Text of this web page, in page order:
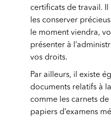
certificats de travail.
les conserver
le moment viendra,
présenter à
vos droits.
Par ailleurs, il existe
documents relatifs à
comme les carnets
papiers d’examens